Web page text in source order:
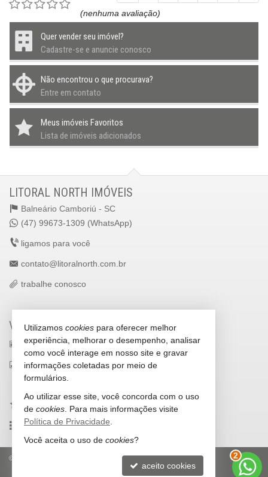
(nenhuma avaliação)
Quer vender seu imóvel?
Cadastre-se e anuncie conosco
Não encontrou o que procurava?
Entre em contato
Meus imóveis Favoritos
Lista de imóveis adicionados
LITORAL NORTH IMÓVEIS
Balneário Camboriú - SC
(47) 99673-1309 (WhatsApp)
ligamos para você
contato@litoralnorth.com.br
trabalhe conosco
VEJA MAIS
receba nosso newsletter
indicadores financeiros
imóveis favoritos
mapa de imóveis
© Política de Privacidade
Utilizamos cookies para oferecer melhor
experiência, melhorar o desempenho, analisar
como você interage em nosso site e gravar
informações coletadas por meio de
formulários.
Ao utilizar esse site, você concorda com o uso
de cookies . Para mais informações visite
Política de Privacidade
Você aceita o uso de cookies?
aceito cookies